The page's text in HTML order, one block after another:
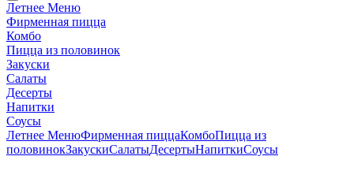
Летнее Меню
Фирменная пицца
Комбо
Пицца из половинок
Закуски
Салаты
Десерты
Напитки
Соусы
Летнее МенюФирменная пиццаКомбоПицца из
половинокЗакускиСалатыДесертыНапиткиСоусы